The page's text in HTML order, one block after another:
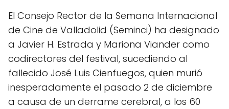
El Consejo Rector de la Semana Internacional
de Cine de Valladolid (Seminci) ha designado
a Javier H. Estrada y Mariona Viander como
codirectores del festival, sucediendo al
fallecido José Luis Cienfuegos, quien murió
inesperadamente el pasado 2 de diciembre
a causa de un derrame cerebral, a los 60